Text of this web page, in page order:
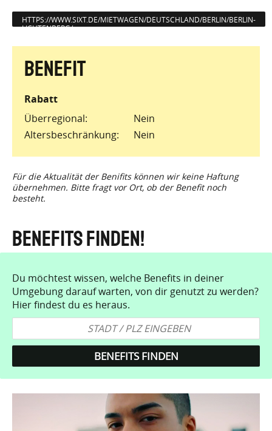
HTTPS://WWW.SIXT.DE/MIETWAGEN/DEUTSCHLAND/BERLIN/BERLIN-
LICHTENBERG/
Rabatt
Überregional
Nein
Altersbeschränkung
Nein
Für die Aktualität der Benifits können wir keine Haftung
übernehmen. Bitte fragt vor Ort, ob der Benefit noch
besteht.
Benefits finden!
Du möchtest wissen, welche Benefits in deiner
Umgebung darauf warten, von dir genutzt zu werden?
Hier findest du es heraus.